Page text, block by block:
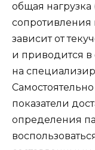
общая нагрузка
сопротивления
зависит от
и приводится в
на
показатели
определения